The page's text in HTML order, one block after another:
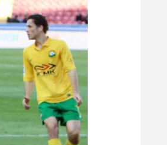
תקנון משתתפים וזוכים
תקנון עבור פעילות
תקנון עבור פעילות ספורט 1 – "מרלן"
טניס
גיימינג E-Sports
תנאי שימוש